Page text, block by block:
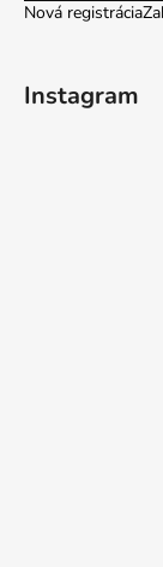
Nová registrácia
Instagram